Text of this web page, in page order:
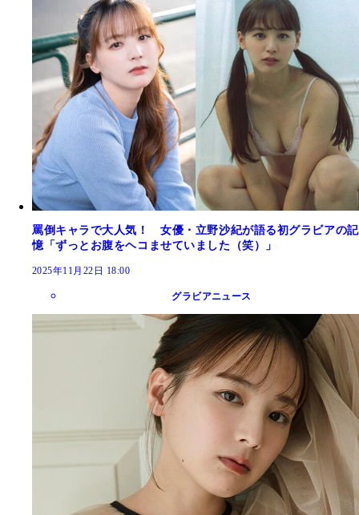
罵倒キャラで大人気！ 女優・立野沙紀が語る初グラビアの記
憶「ずっとお腹をヘコませていました（笑）」
2025年11月22日 18:00
グラビアニュース